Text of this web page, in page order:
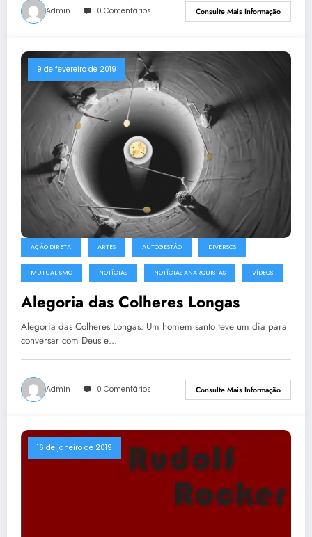
Admin 0 Comentários Consulte Mais Informação
9 de fevereiro de 2019
AÇÃO DIRETA ARTES AUTOGESTÃO DIVERSOS
MUTUALISMO NOTÍCIAS NOTÍCIAS ANARQUISTAS VÍDEOS
Alegoria das Colheres Longas
Alegoria das Colheres Longas. Um homem santo teve um dia para
conversar com Deus e…
Admin 0 Comentários Consulte Mais Informação
16 de janeiro de 2019